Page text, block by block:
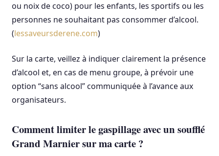
ou noix de coco) pour les enfants, les sportifs ou les
personnes ne souhaitant pas consommer d’alcool.
(lessaveursderene.com)
Sur la carte, veillez à indiquer clairement la présence
d’alcool et, en cas de menu groupe, à prévoir une
option “sans alcool” communiquée à l’avance aux
organisateurs.
Comment limiter le gaspillage avec un soufflé
Grand Marnier sur ma carte ?